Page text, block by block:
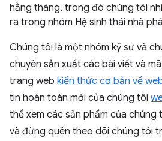
hằng tháng, trong đó chúng tôi
ra trong nhóm Hệ sinh thái nhà
Chúng tôi là một nhóm kỹ sư và
chuyên sản xuất các bài viết và
trang web kiến thức cơ bản về
tin hoàn toàn mới của chúng tôi
thể xem các sản phẩm của chúng
và đừng quên theo dõi chúng tôi